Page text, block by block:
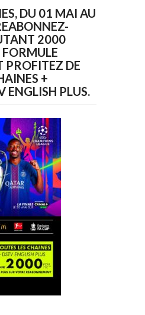
DU 01 MAI AU
2000
PROFITEZ DE
+
ENGLISH PLUS.